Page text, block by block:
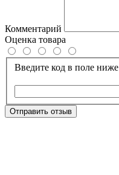
Комментарий
Оценка товара
Введите код в поле ниже
Отправить отзыв